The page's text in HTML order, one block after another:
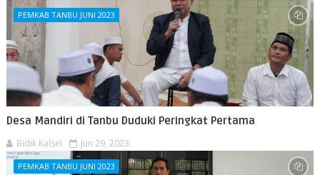
PEMKAB TANBU JUNI 2023
Desa Mandiri di Tanbu Duduki Peringkat Pertama
Bidik Kalsel Jun 29, 2023
PEMKAB TANBU JUNI 2023